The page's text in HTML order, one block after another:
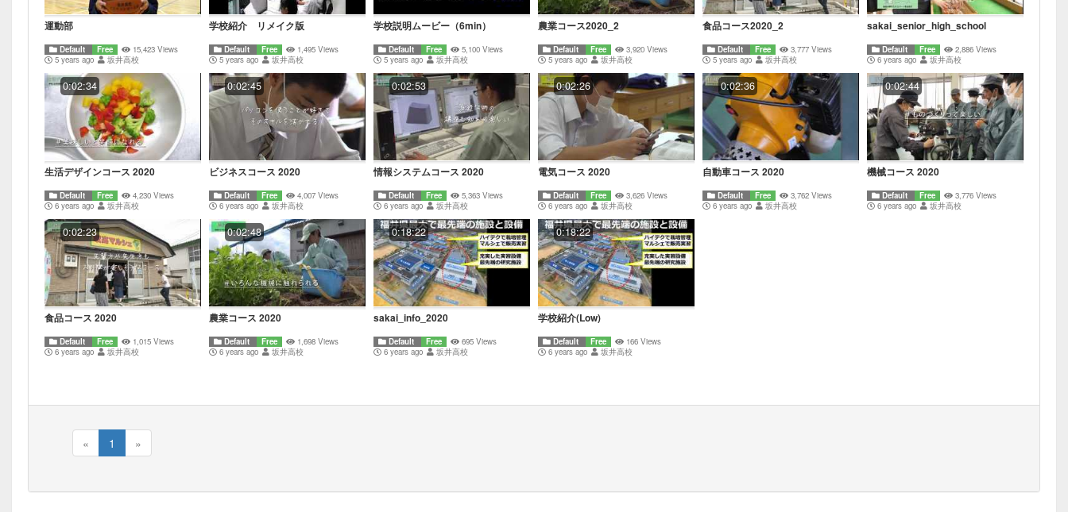
運動部
Default Free
15,423 Views
5 years ago
坂井高校
学校紹介 リメイク版
Default Free
1,495 Views
5 years ago
坂井高校
学校説明ムービー（6min）
Default Free
5,100 Views
5 years ago
坂井高校
農業コース2020_2
Default Free
3,920 Views
5 years ago
坂井高校
食品コース2020_2
Default Free
3,777 Views
5 years ago
坂井高校
sakai_senior_high_school
Default Free
2,886 Views
6 years ago
坂井高校
0:02:34
生活デザインコース 2020
Default Free
4,230 Views
6 years ago
坂井高校
0:02:45
ビジネスコース 2020
Default Free
4,007 Views
6 years ago
坂井高校
0:02:53
情報システムコース 2020
Default Free
5,363 Views
6 years ago
坂井高校
0:02:26
電気コース 2020
Default Free
3,626 Views
6 years ago
坂井高校
0:02:36
自動車コース 2020
Default Free
3,762 Views
6 years ago
坂井高校
0:02:44
機械コース 2020
Default Free
3,776 Views
6 years ago
坂井高校
0:02:23
食品コース 2020
Default Free
1,015 Views
6 years ago
坂井高校
0:02:48
農業コース 2020
Default Free
1,698 Views
6 years ago
坂井高校
0:18:22
sakai_info_2020
Default Free
695 Views
6 years ago
坂井高校
0:18:22
学校紹介(Low)
Default Free
166 Views
6 years ago
坂井高校
« 1 »